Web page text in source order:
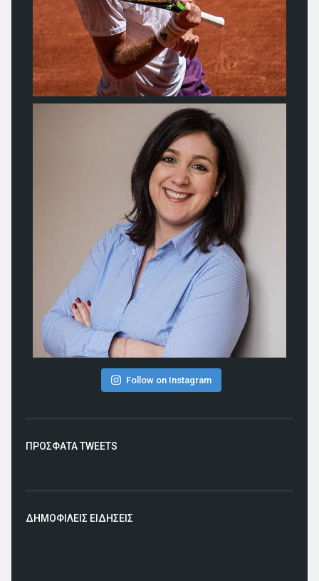
Follow on Instagram
ΠΡΟΣΦΑΤΑ TWEETS
ΔΗΜΟΦΙΛΕΙΣ ΕΙΔΗΣΕΙΣ